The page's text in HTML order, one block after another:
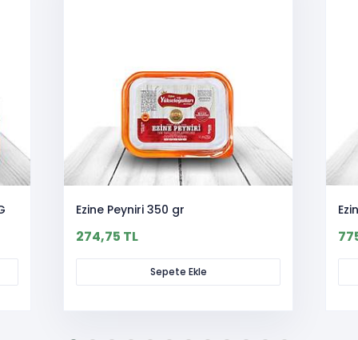
Ezine Peyniri 350 gr
274,75 TL
Sepete Ekle